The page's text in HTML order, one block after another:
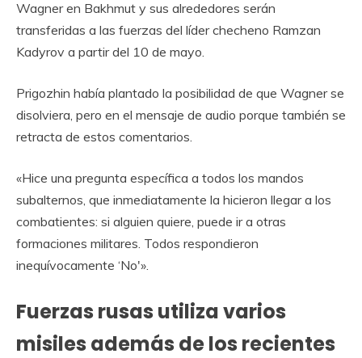
Wagner en Bakhmut y sus alrededores serán
transferidas a las fuerzas del líder checheno Ramzan
Kadyrov a partir del 10 de mayo.
Prigozhin había plantado la posibilidad de que Wagner se
disolviera, pero en el mensaje de audio porque también se
retracta de estos comentarios.
«Hice una pregunta específica a todos los mandos
subalternos, que inmediatamente la hicieron llegar a los
combatientes: si alguien quiere, puede ir a otras
formaciones militares. Todos respondieron
inequívocamente ‘No'».
Fuerzas rusas utiliza varios
misiles además de los recientes